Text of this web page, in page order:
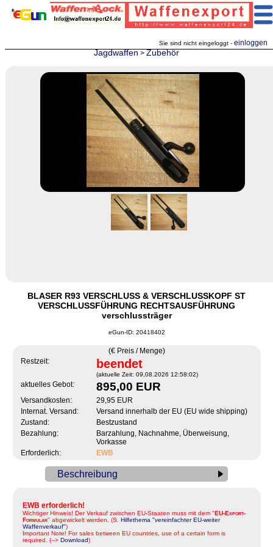
Sie sind nicht eingeloggt - einloggen
Jagdwaffen > Zubehör
BLASER R93 VERSCHLUSS & VERSCHLUSSKOPF ST
VERSCHLUSSFÜHRUNG RECHTSAUSFÜHRUNG
verschlussträger
eGun-ID: 20418402
(€ Preis / Menge)
Restzeit:
beendet
(aktuelle Zeit: 09,08.2026 12:58:02)
aktuelles Gebot: 895,00 EUR
Versandkosten:
29,95 EUR
Internat. Versand:
Versand innerhalb der EU (EU wide shipping)
Zustand:
Bestzustand
Bezahlung:
Barzahlung, Nachnahme, Überweisung,
Vorkasse
Erforderlich:
EWB
Beschreibung
EWB erforderlich!
Wichtiger Hinweis! Der Verkauf zwischen EU-Staaten muss mit dem "EU-Export-
Formular" abgewickelt werden. (S. Hilfethema "vereinfachter EU-weiter
Waffenverkauf")
Important Note! For sales between EU countries, use of a certain form is
required. (--> Download)